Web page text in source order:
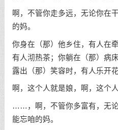
啊，不管你走多远，无论你在
的妈。
你身在（那）他乡住，有人在
有人沏热茶；你躺在（那）病
露出（那）笑容时，有人乐开花
啊，这个人就是娘，啊，这个人
……，啊，不管你多富有，无
能忘咱的妈。